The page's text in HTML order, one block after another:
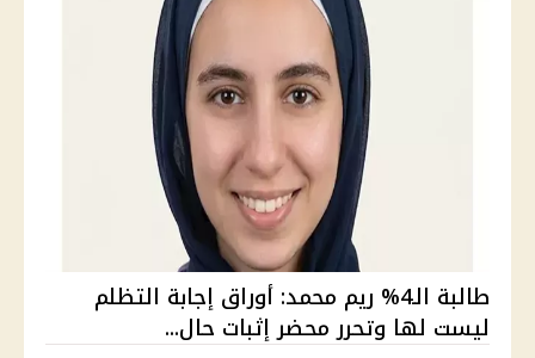
طالبة الـ4% ريم محمد: أوراق إجابة التظلم
ليست لها وتحرر محضر إثبات حال...